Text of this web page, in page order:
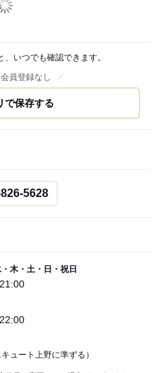
いつでも確認できます。
員登録なし
で保存する
5628
木・土・日・祝日
ュート上野に準ずる）